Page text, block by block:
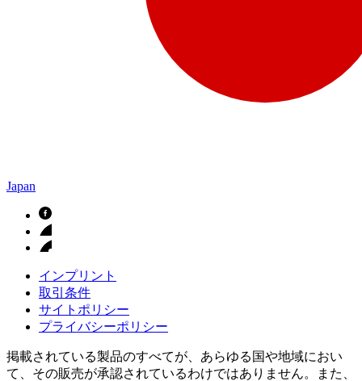
Japan
インプリント
取引条件
サイトポリシー
プライバシーポリシー
掲載されている製品のすべてが、あらゆる国や地域におい
て、その販売が承認されているわけではありません。また、